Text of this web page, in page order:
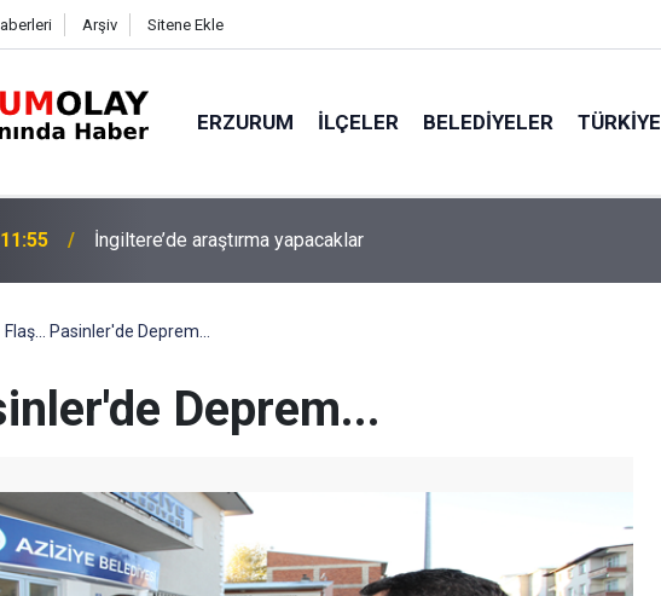
Arşiv Sitene Ekle
ERZURUM İLÇELER BELEDIYELER TÜRKIYE
11:52 Çay sohbeti iddiaya dönüştü
Flaş... Pasinler'de Deprem...
Deprem...